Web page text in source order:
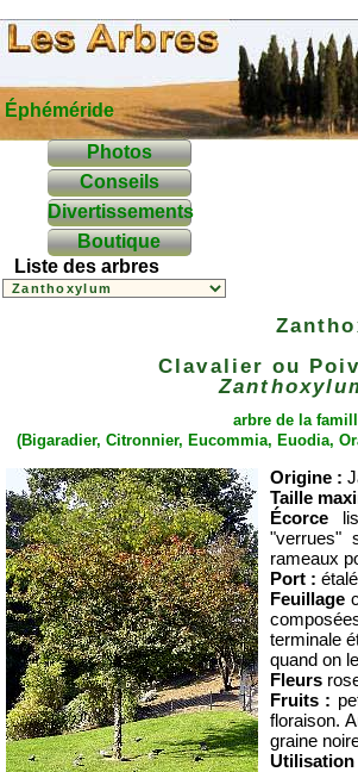
Éphéméride
Photos
Conseils
Divertissements
Boutique
Liste des arbres
Clavalier ou
arbre de la
(Bigaradier, Citronnier, Eucommia, Euodia,
Origine :
Taille
Écorce
"verrues"
rameaux
Port :
Feuillage
terminale
quand on
Fleurs
Fruits :
floraison.
graine
Utilisation